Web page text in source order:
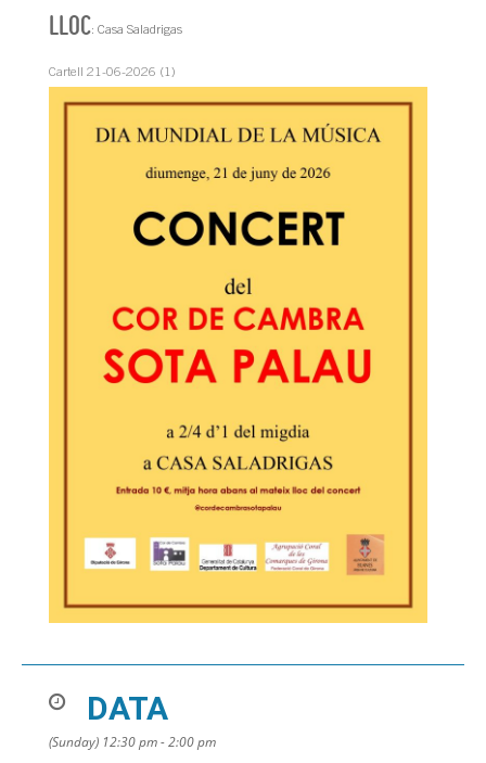
LLOC: Casa Saladrigas
Cartell 21-06-2026 (1)
DATA
(Sunday) 12:30 pm - 2:00 pm